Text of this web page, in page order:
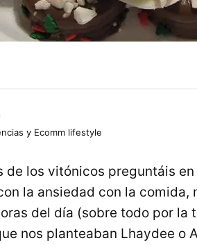
y Ecomm lifestyle
de los vitónicos preguntáis
la ansiedad con la comida,
del día (sobre todo por la
nos planteaban Lhaydee o